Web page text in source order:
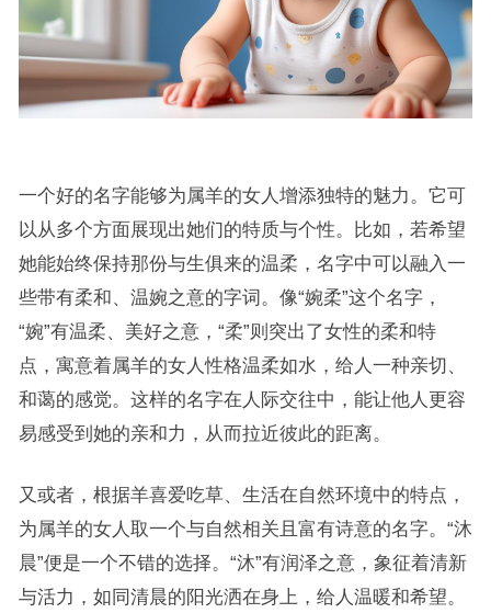
一个好的名字能够为属羊的女人增添独特的魅力。它可
以从多个方面展现出她们的特质与个性。比如，若希望
她能始终保持那份与生俱来的温柔，名字中可以融入一
些带有柔和、温婉之意的字词。像“婉柔”这个名字，
“婉”有温柔、美好之意，“柔”则突出了女性的柔和特
点，寓意着属羊的女人性格温柔如水，给人一种亲切、
和蔼的感觉。这样的名字在人际交往中，能让他人更容
易感受到她的亲和力，从而拉近彼此的距离。
又或者，根据羊喜爱吃草、生活在自然环境中的特点，
为属羊的女人取一个与自然相关且富有诗意的名字。“沐
晨”便是一个不错的选择。“沐”有润泽之意，象征着清新
与活力，如同清晨的阳光洒在身上，给人温暖和希望。